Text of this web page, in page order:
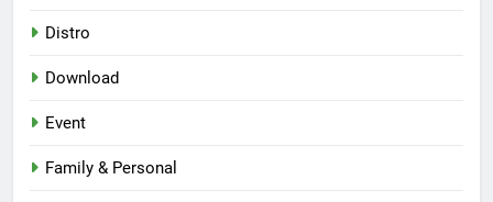
Distro
Download
Event
Family & Personal